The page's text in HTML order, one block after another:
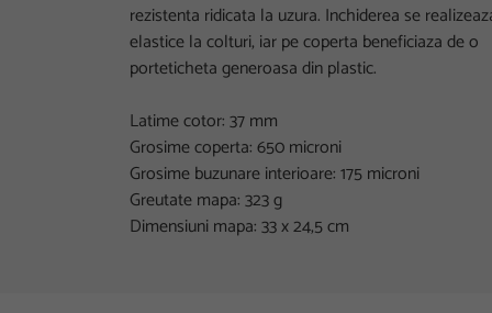
rezistenta ridicata la uzura. Inchiderea se
elastice la colturi, iar pe coperta beneficiaza de o
porteticheta generoasa din plastic.
Latime cotor: 37 mm
Grosime coperta: 650 microni
Grosime buzunare interioare: 175 microni
Greutate mapa: 323 g
Dimensiuni mapa: 33 x 24,5 cm